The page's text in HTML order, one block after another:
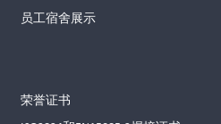
员工宿舍展示
荣誉证书